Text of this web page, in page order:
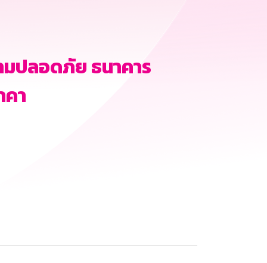
มปลอดภัย ธนาคาร
า